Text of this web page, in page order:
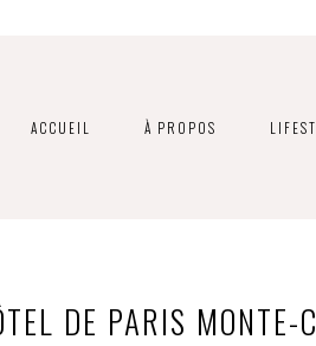
ACCUEIL À PROPOS
DE PARIS MONTE-